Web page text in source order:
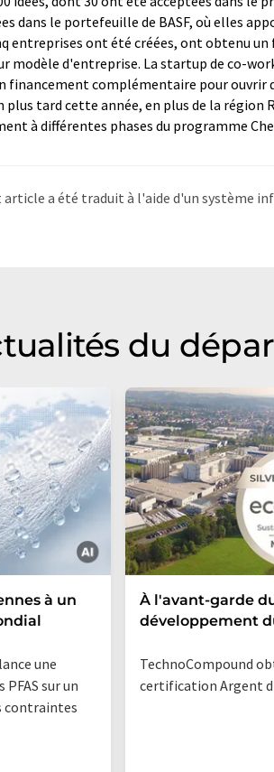
dans le portefeuille de BASF, où elles
entreprises ont été créées, ont obtenu
modèle d'entreprise. La startup de co-
financement complémentaire pour ouvrir
plus tard cette année, en plus de la
à différentes phases du programme
article a été traduit à l'aide d'un système
du
à un
une
sur un
contraintes
À l'avant-garde
développement
TechnoCompound
certification Argent